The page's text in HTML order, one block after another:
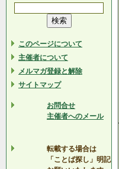
このページについて
主催者について
メルマガ登録と解除
サイトマップ
お問合せ
主催者へのメール
転載する場合は
「ことば探し」明記